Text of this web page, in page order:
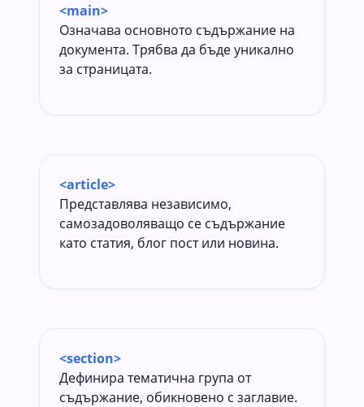
<main>
Означава основното съдържание на
документа. Трябва да бъде уникално
за страницата.
<article>
Представлява независимо,
самозадоволяващо се съдържание
като статия, блог пост или новина.
<section>
Дефинира тематична група от
съдържание, обикновено с заглавие.